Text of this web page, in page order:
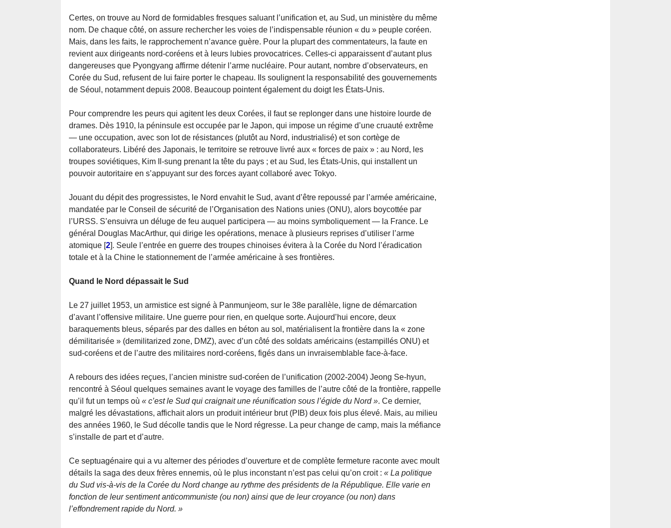
Certes, on trouve au Nord de formidables fresques saluant l’unification et, au Sud, un ministère du même
nom. De chaque côté, on assure rechercher les voies de l’indispensable réunion « du » peuple coréen.
Mais, dans les faits, le rapprochement n’avance guère. Pour la plupart des commentateurs, la faute en
revient aux dirigeants nord-coréens et à leurs lubies provocatrices. Celles-ci apparaissent d’autant plus
dangereuses que Pyongyang affirme détenir l’arme nucléaire. Pour autant, nombre d’observateurs, en
Corée du Sud, refusent de lui faire porter le chapeau. Ils soulignent la responsabilité des gouvernements
de Séoul, notamment depuis 2008. Beaucoup pointent également du doigt les États-Unis.
Pour comprendre les peurs qui agitent les deux Corées, il faut se replonger dans une histoire lourde de
drames. Dès 1910, la péninsule est occupée par le Japon, qui impose un régime d’une cruauté extrême
— une occupation, avec son lot de résistances (plutôt au Nord, industrialisé) et son cortège de
collaborateurs. Libéré des Japonais, le territoire se retrouve livré aux « forces de paix » : au Nord, les
troupes soviétiques, Kim Il-sung prenant la tête du pays ; et au Sud, les États-Unis, qui installent un
pouvoir autoritaire en s’appuyant sur des forces ayant collaboré avec Tokyo.
Jouant du dépit des progressistes, le Nord envahit le Sud, avant d’être repoussé par l’armée américaine,
mandatée par le Conseil de sécurité de l’Organisation des Nations unies (ONU), alors boycottée par
l’URSS. S’ensuivra un déluge de feu auquel participera — au moins symboliquement — la France. Le
général Douglas MacArthur, qui dirige les opérations, menace à plusieurs reprises d’utiliser l’arme
atomique [2]. Seule l’entrée en guerre des troupes chinoises évitera à la Corée du Nord l’éradication
totale et à la Chine le stationnement de l’armée américaine à ses frontières.
Quand le Nord dépassait le Sud
Le 27 juillet 1953, un armistice est signé à Panmunjeom, sur le 38e parallèle, ligne de démarcation
d’avant l’offensive militaire. Une guerre pour rien, en quelque sorte. Aujourd’hui encore, deux
baraquements bleus, séparés par des dalles en béton au sol, matérialisent la frontière dans la « zone
démilitarisée » (demilitarized zone, DMZ), avec d’un côté des soldats américains (estampillés ONU) et
sud-coréens et de l’autre des militaires nord-coréens, figés dans un invraisemblable face-à-face.
A rebours des idées reçues, l’ancien ministre sud-coréen de l’unification (2002-2004) Jeong Se-hyun,
rencontré à Séoul quelques semaines avant le voyage des familles de l’autre côté de la frontière, rappelle
qu’il fut un temps où « c’est le Sud qui craignait une réunification sous l’égide du Nord ». Ce dernier,
malgré les dévastations, affichait alors un produit intérieur brut (PIB) deux fois plus élevé. Mais, au milieu
des années 1960, le Sud décolle tandis que le Nord régresse. La peur change de camp, mais la méfiance
s’installe de part et d’autre.
Ce septuagénaire qui a vu alterner des périodes d’ouverture et de complète fermeture raconte avec moult
détails la saga des deux frères ennemis, où le plus inconstant n’est pas celui qu’on croit : « La politique
du Sud vis-à-vis de la Corée du Nord change au rythme des présidents de la République. Elle varie en
fonction de leur sentiment anticommuniste (ou non) ainsi que de leur croyance (ou non) dans
l’effondrement rapide du Nord. »